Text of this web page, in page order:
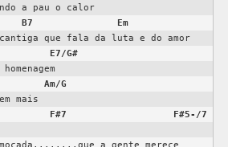
É cerveja suada matando a pau o calor
B7
Em
cantiga que fala da luta e do amor
E7/G#
Am/G
F#7
F#5-/7
a gente merece